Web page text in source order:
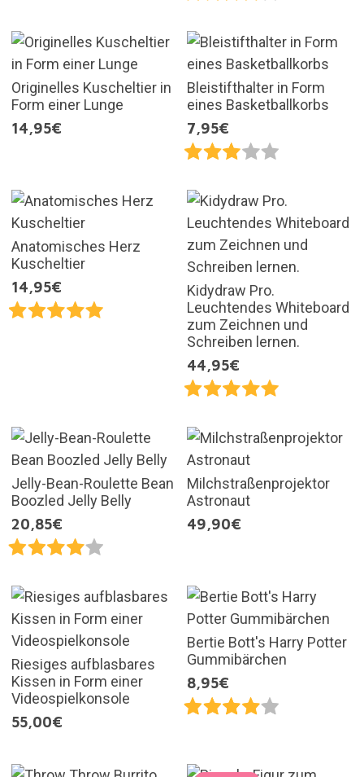
Originelles Kuscheltier in
Form einer Lunge
14,95€
Bleistifthalter in Form
eines Basketballkorbs
7,95€
Anatomisches Herz
Kuscheltier
14,95€
Kidydraw Pro.
Leuchtendes Whiteboard
zum Zeichnen und
Schreiben lernen.
44,95€
Jelly-Bean-Roulette Bean
Boozled Jelly Belly
20,85€
Milchstraßenprojektor
Astronaut
49,90€
Riesiges aufblasbares
Kissen in Form einer
Videospielkonsole
55,00€
Bertie Bott's Harry Potter
Gummibärchen
8,95€